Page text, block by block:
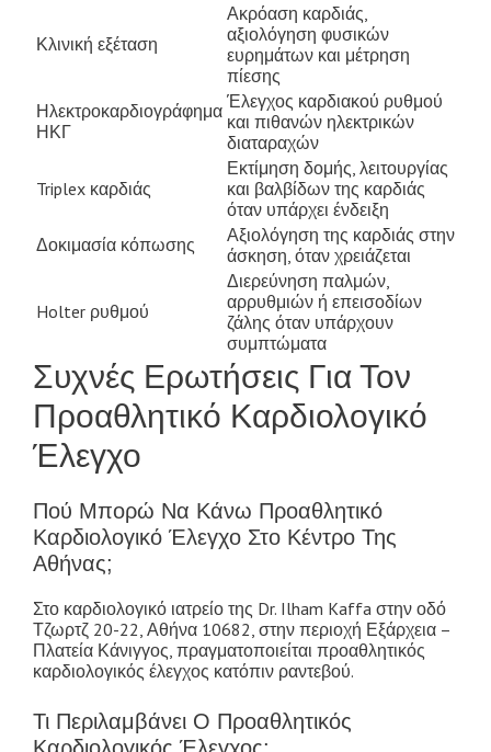
Κλινική εξέταση
Ακρόαση καρδιάς,
αξιολόγηση φυσικών
ευρημάτων και μέτρηση
πίεσης
Ηλεκτροκαρδιογράφημα
ΗΚΓ
Έλεγχος καρδιακού ρυθμού
και πιθανών ηλεκτρικών
διαταραχών
Triplex καρδιάς
Εκτίμηση δομής, λειτουργίας
και βαλβίδων της καρδιάς
όταν υπάρχει ένδειξη
Δοκιμασία κόπωσης
Αξιολόγηση της καρδιάς στην
άσκηση, όταν χρειάζεται
Holter ρυθμού
Διερεύνηση παλμών,
αρρυθμιών ή επεισοδίων
ζάλης όταν υπάρχουν
συμπτώματα
Συχνές Ερωτήσεις Για Τον
Προαθλητικό Καρδιολογικό
Έλεγχο
Πού Μπορώ Να Κάνω Προαθλητικό
Καρδιολογικό Έλεγχο Στο Κέντρο Της
Αθήνας;
Στο καρδιολογικό ιατρείο της Dr. Ilham Kaffa στην οδό
Τζωρτζ 20-22, Αθήνα 10682, στην περιοχή Εξάρχεια –
Πλατεία Κάνιγγος, πραγματοποιείται προαθλητικός
καρδιολογικός έλεγχος κατόπιν ραντεβού.
Τι Περιλαμβάνει Ο Προαθλητικός
Καρδιολογικός Έλεγχος;